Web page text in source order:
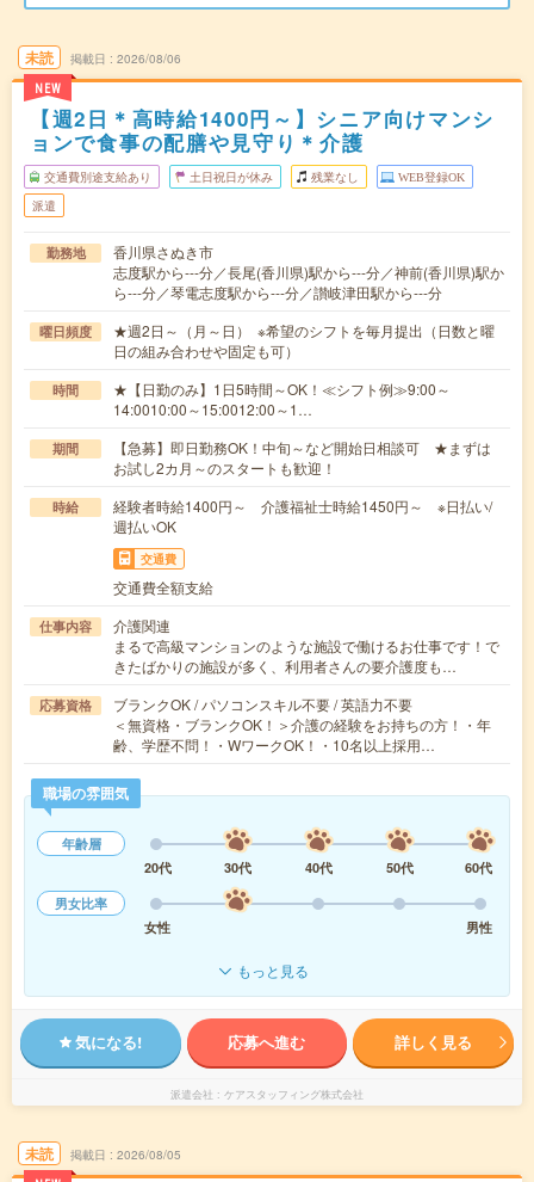
未読
NEW
掲載日 2026/08/06
【週2日＊高時給1400円～】シニア向けマンシ
ョンで食事の配膳や見守り＊介護
交通費別途支給あり 土日祝日が休み 残業なし WEB登録OK
派遣
勤務地
香川県さぬき市
志度駅から---分／長尾(香川県)駅から---分／神前(香川県)駅か
ら---分／琴電志度駅から---分／讃岐津田駅から---分
曜日頻度
★週2日～（月～日） ※希望のシフトを毎月提出（日数と曜
日の組み合わせや固定も可）
時間
★【日勤のみ】1日5時間～OK！≪シフト例≫9:00～
14:0010:00～15:0012:00～1…
期間
【急募】即日勤務OK！中旬～など開始日相談可 ★まずは
お試し2カ月～のスタートも歓迎！
時給
経験者時給1400円～ 介護福祉士時給1450円～ ※日払い/
週払いOK
交通費
交通費全額支給
仕事内容
介護関連
まるで高級マンションのような施設で働けるお仕事です！で
きたばかりの施設が多く、利用者さんの要介護度も…
応募資格
ブランクOK / パソコンスキル不要 / 英語力不要
＜無資格・ブランクOK！＞介護の経験をお持ちの方！・年
齢、学歴不問！・WワークOK！・10名以上採用…
職場の雰囲気
年齢層
20代
30代 40代 50代
60代
男女比率
女性
男性
もっと見る
気になる! 応募へ進む 詳しく見る
派遣会社 ケアスタッフィング株式会社
未読 掲載日 2026/08/05